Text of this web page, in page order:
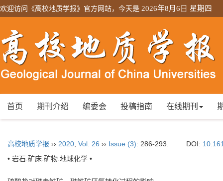
欢迎访问《高校地质学报》官方网站，今天是 2026年8月6日 星期四
首页 期刊介绍 编委会 投稿指南 在线期刊
高校地质学报 ›› 2020 Vol. 26 ›› Issue (3): 286-293. DOI:
• 岩石.矿床.矿物.地球化学 •